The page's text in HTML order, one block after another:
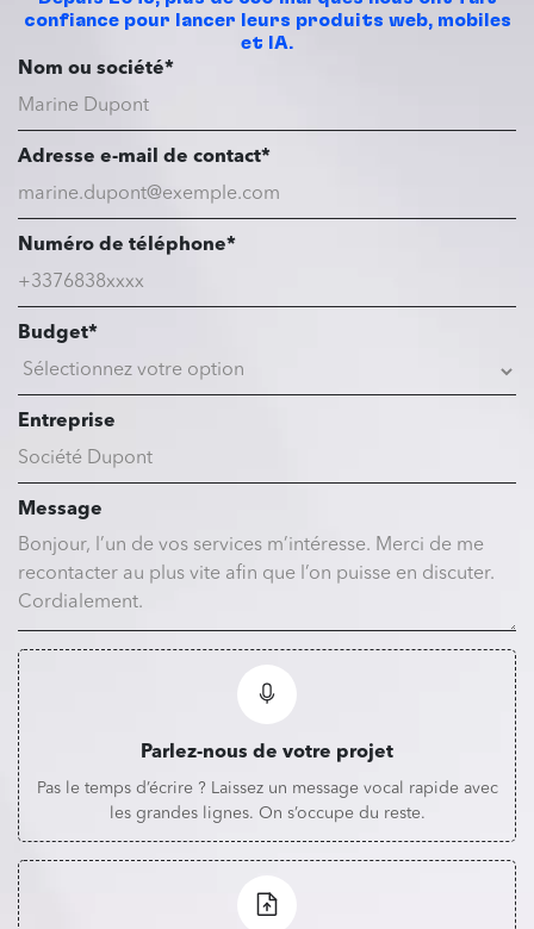
confiance pour lancer leurs produits web, mobiles
et IA.
Nom ou société*
Adresse e-mail de contact*
Numéro de téléphone*
Budget*
Entreprise
Message
Parlez-nous de votre projet
Pas le temps d’écrire ? Laissez un message vocal rapide avec
les grandes lignes. On s’occupe du reste.